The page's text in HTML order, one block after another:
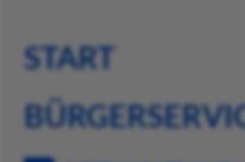
START